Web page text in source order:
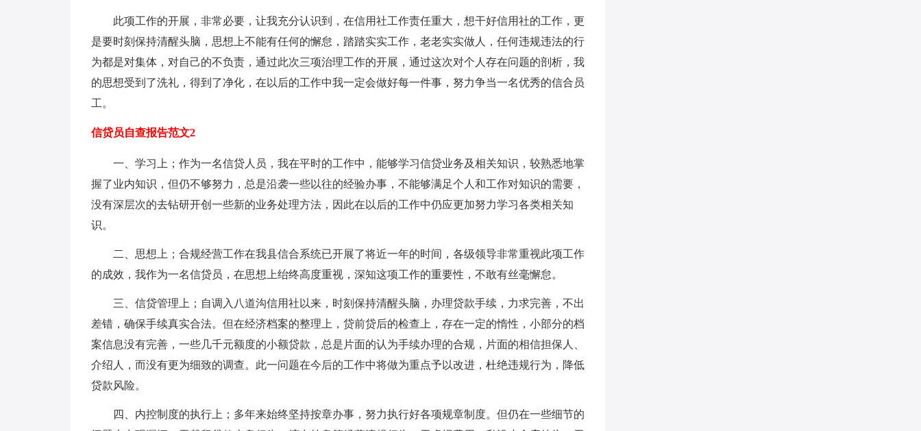
此项工作的开展，非常必要，让我充分认识到，在信用社工作责任重大，想干好信用社的工作，更
是要时刻保持清醒头脑，思想上不能有任何的懈怠，踏踏实实工作，老老实实做人，任何违规违法的行
为都是对集体，对自己的不负责，通过此次三项治理工作的开展，通过这次对个人存在问题的剖析，我
的思想受到了洗礼，得到了净化，在以后的工作中我一定会做好每一件事，努力争当一名优秀的信合员
工。
信贷员自查报告范文2
一、学习上；作为一名信贷人员，我在平时的工作中，能够学习信贷业务及相关知识，较熟悉地掌
握了业内知识，但仍不够努力，总是沿袭一些以往的经验办事，不能够满足个人和工作对知识的需要，
没有深层次的去钻研开创一些新的业务处理方法，因此在以后的工作中仍应更加努力学习各类相关知
识。
二、思想上；合规经营工作在我县信合系统已开展了将近一年的时间，各级领导非常重视此项工作
的成效，我作为一名信贷员，在思想上绐终高度重视，深知这项工作的重要性，不敢有丝毫懈怠。
三、信贷管理上；自调入八道沟信用社以来，时刻保持清醒头脑，办理贷款手续，力求完善，不出
差错，确保手续真实合法。但在经济档案的整理上，贷前贷后的检查上，存在一定的惰性，小部分的档
案信息没有完善，一些几千元额度的小额贷款，总是片面的认为手续办理的合规，片面的相信担保人、
介绍人，而没有更为细致的调查。此一问题在今后的工作中将做为重点予以改进，杜绝违规行为，降低
贷款风险。
四、内控制度的执行上；多年来始终坚持按章办事，努力执行好各项规章制度。但仍在一些细节的